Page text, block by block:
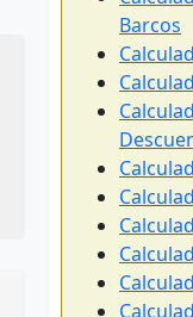
Barcos